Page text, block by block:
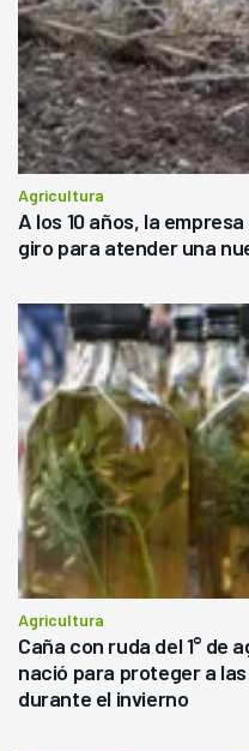
Agricultura
A los 10 años, la
giro para atender una
Agricultura
Caña con ruda del 1° de
nació para proteger a
durante el invierno